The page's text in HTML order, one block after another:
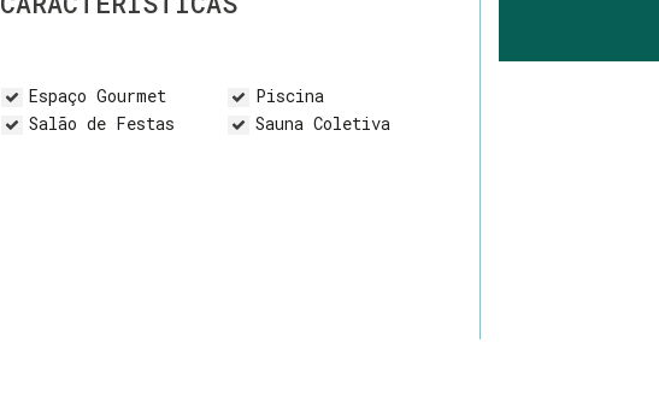
Espaço Gourmet
Piscina
Salão de Festas Sauna Coletiva